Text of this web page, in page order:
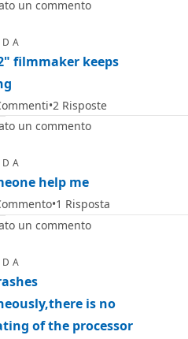
un commento
filmmaker keeps
2 Risposte
un commento
help me
1 Risposta
un commento
is no
of the processor